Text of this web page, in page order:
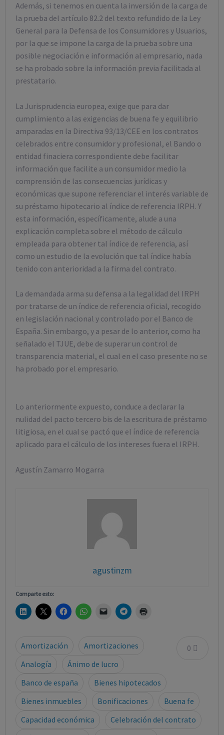
Además, si tenemos en cuenta la inversión de la carga de
la prueba del artículo 82.2 del texto refundido de la Ley
General para la Defensa de los Consumidores y Usuarios,
por la que se impone la carga de la prueba sobre una
posible negociación e información al empresario, nada
se ha probado sobre la información previa facilitada al
prestatario.
La Jurisprudencia europea, exige que para dar
cumplimiento a las exigencias de buena fe y equilibrio
amparadas en la Directiva 93/13/CEE en los contratos
celebrados entre consumidor y profesional, el Bando o
entidad finaciera correspondiente debe facilitar
información que facilite a un consumidor medio la
comprensión de las consecuencias jurídicas y
económicas que supone referenciar el interés variable de
su préstamo hipotecario al índice de referencia IRPH. Y
esta información, específicamente, alude a una
explicación completa sobre el método de cálculo
empleada para obtener tal índice de referencia, así
como un estudio de la evolución que tal índice había
tenido con anterioridad a la firma del contrato.
La demandada arma su defensa a la legalidad del IRPH
por tratarse de un índice de referencia oficial, recogido
en legislación nacional y controlado por el Banco de
España. Sin embargo, y a pesar de lo anterior, como ha
señalado el TJUE, debe de superar un control de
transparencia material, el cual en el caso presente no se
ha probado por el empresario.
Lo anteriormente expuesto, conduce a declarar la
nulidad del pacto tercero bis de la escritura de préstamo
litigiosa, en el cual se pactó que el índice de referencia
aplicado para el cálculo de los intereses fuera el IRPH.
Agustín Zamarro Mogarra
agustinzm
Comparte esto:
0
Amortización
Amortizaciones
Analogía
Ánimo de lucro
Banco de españa
Bienes hipotecados
Bienes inmuebles
Bonificaciones
Buena fe
Capacidad económica
Celebración del contrato